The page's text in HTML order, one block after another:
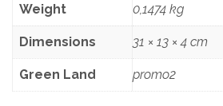
Weight 0,1474 kg
Dimensions 31 × 13 × 4 cm
Green Land promo2